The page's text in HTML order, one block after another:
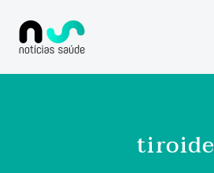
tiroide